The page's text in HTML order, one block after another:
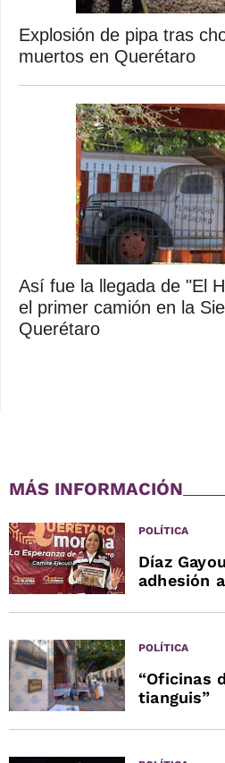
Explosión de pipa tras
muertos en Querétaro
Así fue la llegada de "El
el primer camión en la
Querétaro
MÁS INFORMACIÓN
POLÍTICA
Díaz
adhesión
POLÍTICA
“Oficinas
tianguis”